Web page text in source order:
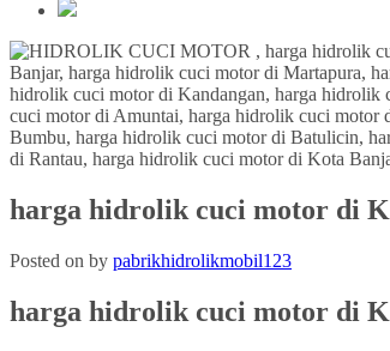
harga hidrolik cuci motor di
Posted on by pabrikhidrolikmobil123
harga hidrolik cuci motor di